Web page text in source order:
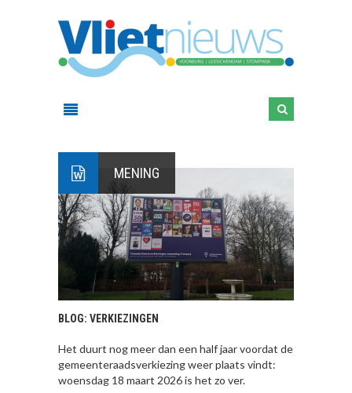
MENING
BLOG: VERKIEZINGEN
Het duurt nog meer dan een half jaar voordat de
gemeenteraadsverkiezing weer plaats vindt:
woensdag 18 maart 2026 is het zo ver.